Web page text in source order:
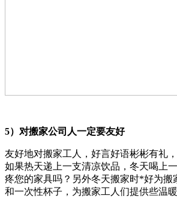
5）对搬家公司人一定要友好
友好地对搬家工人，好言好语彬彬有礼
如果热天递上一支清凉饮品，冬天喝上
疼您的家具吗？另外冬天搬家时*好为搬
和一次性杯子，为搬家工人们提供些温暖